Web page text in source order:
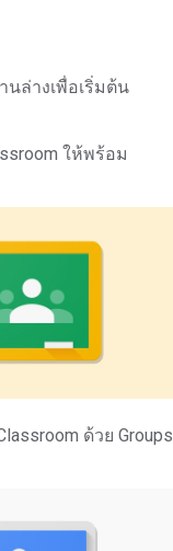
ล่างเพื่อเริ่มต้น
ให้พร้อม
ด้วย Groups